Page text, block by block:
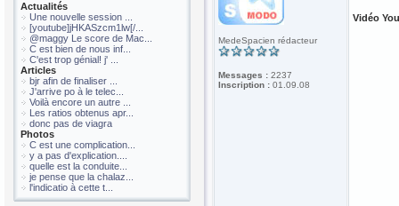
Actualités
Une nouvelle session ...
[youtube]jHKASzcm1lw[/...
@maggy Le score de Mac...
C est bien de nous inf...
C'est trop génial! j' ...
Articles
bjr afin de finaliser ...
J'arrive po à le telec...
Voilà encore un autre ...
Les ratios obtenus apr...
donc pas de viagra
Photos
C est une complication...
y a pas d'explication....
quelle est la conduite...
je pense que la chalaz...
l'indicatio à cette t...
MedeSpacien rédacteur
Messages : 2237
Inscription : 01.09.08
Vidéo